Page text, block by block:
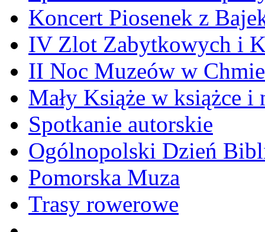
Koncert Piosenek z
IV Zlot Zabytkowych i
II Noc Muzeów w
Mały Książe w książce i
Spotkanie autorskie
Ogólnopolski Dzień
Pomorska Muza
Trasy rowerowe